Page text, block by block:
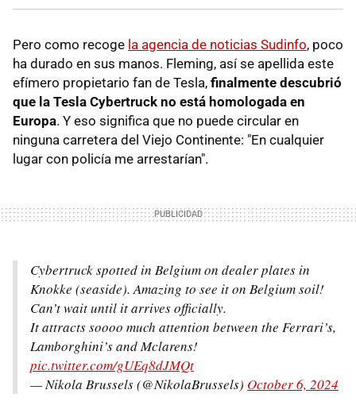
Pero como recoge la agencia de noticias Sudinfo, poco
ha durado en sus manos. Fleming, así se apellida este
efímero propietario fan de Tesla, finalmente descubrió
que la Tesla Cybertruck no está homologada en
Europa. Y eso significa que no puede circular en
ninguna carretera del Viejo Continente: "En cualquier
lugar con policía me arrestarían".
Cybertruck spotted in Belgium on dealer plates in
Knokke (seaside). Amazing to see it on Belgium soil!
Can’t wait until it arrives officially.
It attracts soooo much attention between the Ferrari’s,
Lamborghini’s and Mclarens!
pic.twitter.com/gUEq8dJMQt
— Nikola Brussels (@NikolaBrussels) October 6, 2024